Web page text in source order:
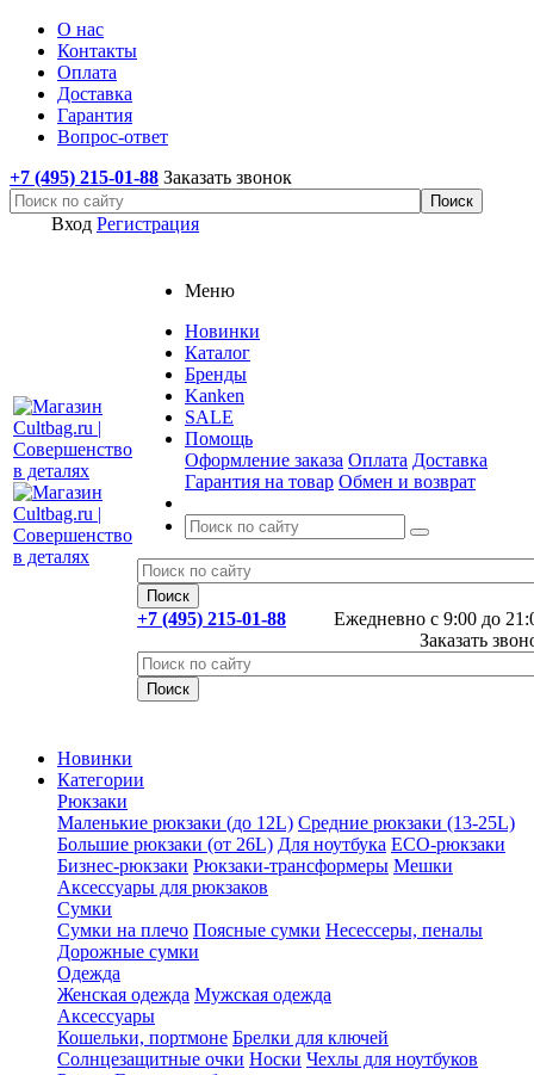
О нас
Контакты
Оплата
Доставка
Гарантия
Вопрос-ответ
+7 (495) 215-01-88 Заказать звонок
Вход Регистрация
Меню
Новинки
Каталог
Бренды
Kanken
SALE
Помощь
Оформление заказа Оплата Доставка
Гарантия на товар Обмен и возврат
Ежедневно с 9:00 до
+7 (495) 215-01-88
Заказать
Новинки
Категории
Рюкзаки
Маленькие рюкзаки (до 12L) Средние рюкзаки (13-25L)
Большие рюкзаки (от 26L) Для ноутбука ECO-рюкзаки
Бизнес-рюкзаки Рюкзаки-трансформеры Мешки
Аксессуары для рюкзаков
Сумки
Сумки на плечо Поясные сумки Несессеры, пеналы
Дорожные сумки
Одежда
Женская одежда Мужская одежда
Аксессуары
Кошельки, портмоне Брелки для ключей
Солнцезащитные очки Носки Чехлы для ноутбуков